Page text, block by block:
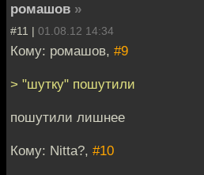
ромашов »
#11 | 01.08.12 14:34
Кому: ромашов, #9
> "шутку" пошутили
пошутили лишнее
Кому: Nitta?, #10